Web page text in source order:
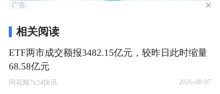
广告
相关阅读
ETF两市成交额报3482.15亿元，较昨日此时缩量
68.58亿元
同花顺7x24快讯 2026-08-07